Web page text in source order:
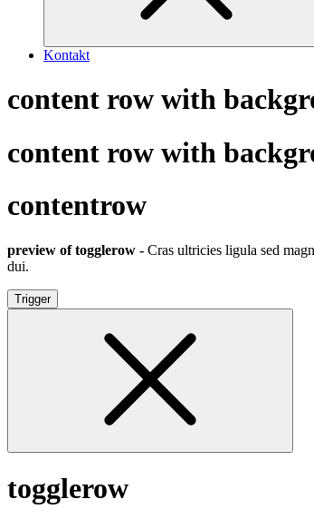
Kontakt
content row with
content row with
contentrow
preview of togglerow - Cras ultricies ligula sed
dui.
Trigger
togglerow